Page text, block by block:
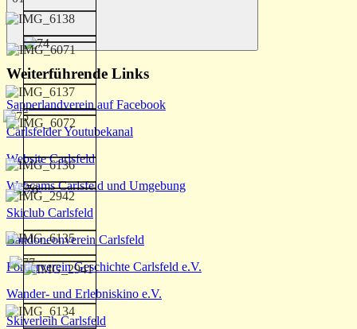
Suchen
Weiterführende Links
Sapperlandverein auf Facebook
Carlsfelder Youtubekanal
Website Carlsfeld
Webcams Carlsfeld und Umgebung
Skiclub Carlsfeld
Bandoneonverein Carlsfeld
Förderverein Geschichte Carlsfeld e.V.
Wander- und Erlebniskino e.V.
Skiverleih Carlsfeld